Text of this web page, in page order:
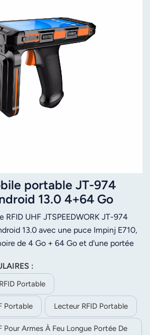
portable JT-974
13.0 4+64 Go
RFID UHF JTSPEEDWORK JT-974
13.0 avec une puce Impinj E710,
de 4 Go + 64 Go et d'une portée
la communication multiple et une
jusqu'à 256 Go pour une efficacité
:
Portable
Portable Lecteur RFID Portable
Pour Armes À Feu Longue Portée De